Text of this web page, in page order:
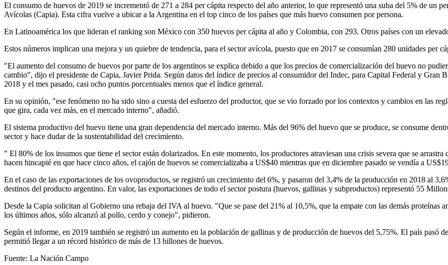
El consumo de huevos de 2019 se incrementó de 271 a 284 per cápita respecto del año anterior, lo que representó una suba del 5% de un
Avícolas (Capia). Esta cifra vuelve a ubicar a la Argentina en el top cinco de los países que más huevo consumen por persona.
En Latinoamérica los que lideran el ranking son México con 350 huevos per cápita al año y Colombia, con 293. Otros países con un
Estos números implican una mejora y un quiebre de tendencia, para el sector avícola, puesto que en 2017 se consumían 280 unidades per
"El aumento del consumo de huevos por parte de los argentinos se explica debido a que los precios de comercialización del huevo no
cambio", dijo el presidente de Capia, Javier Prida. Según datos del índice de precios al consumidor del Indec, para Capital Federal y Gran
2018 y el mes pasado, casi ocho puntos porcentuales menos que el índice general.
En su opinión, "ese fenómeno no ha sido sino a cuesta del esfuerzo del productor, que se vio forzado por los contextos y cambios en las
que gira, cada vez más, en el mercado interno", añadió.
El sistema productivo del huevo tiene una gran dependencia del mercado interno. Más del 96% del huevo que se produce, se consume
sector y hace dudar de la sustentabilidad del crecimiento.
" El 80% de los insumos que tiene el sector están dolarizados. En este momento, los productores atraviesan una crisis severa que se
hacen hincapié en que hace cinco años, el cajón de huevos se comercializaba a US$40 mientras que en diciembre pasado se vendía a
En el caso de las exportaciones de los ovoproductos, se registró un crecimiento del 6%, y pasaron del 3,4% de la producción en 2018 al
destinos del producto argentino. En valor, las exportaciones de todo el sector postura (huevos, gallinas y subproductos) representó 55
Desde la Capia solicitan al Gobierno una rebaja del IVA al huevo. "Que se pase del 21% al 10,5%, que la empate con las demás proteínas
los últimos años, sólo alcanzó al pollo, cerdo y conejo", pidieron.
Según el informe, en 2019 también se registró un aumento en la población de gallinas y de producción de huevos del 5,75%. El país pasó
permitió llegar a un récord histórico de más de 13 billones de huevos.
Fuente: La Nación Campo